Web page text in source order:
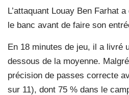
L’attaquant Louay Ben Farhat
le banc avant de faire son
En 18 minutes de jeu, il a livré
dessous de la moyenne.
précision de passes correcte
sur 11), dont 75 % dans le